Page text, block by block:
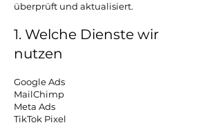
überprüft und aktualisiert.
1. Welche Dienste wir
nutzen
Google Ads
MailChimp
Meta Ads
TikTok Pixel